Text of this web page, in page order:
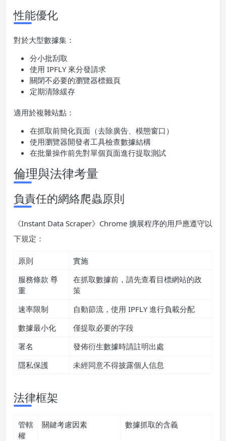
性能優化
對於大型數據集：
分小批刮取
使用 IPFLY 來分發請求
關閉不必要的瀏覽器標籤頁
定期清除緩存
適用於複雜站點：
在抓取前簡化頁面（去除廣告、模態窗口）
使用瀏覽器開發者工具檢查數據結構
在批量操作前先對單個頁面進行提取測試
倫理與法律考量
負責任的網絡爬蟲原則
《Instant Data Scraper》Chrome 擴展程序的用戶應遵守以
下規定：
原則
實施
服務條款 尊
重
在抓取數據前，請先查看目標網站的政
策
速率限制
自動節流，使用 IPFLY 進行負載分配
數據最小化
僅提取必要的字段
署名
發佈衍生數據時請註明出處
隱私保護
未經同意不得披露個人信息
法律框架
管轄
權
關鍵考慮因素 數據抓取的含義